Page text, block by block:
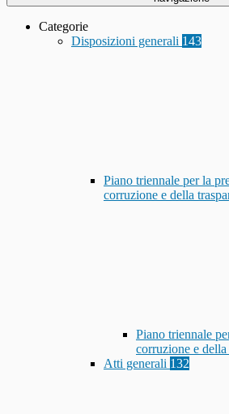
Categorie
Disposizioni generali 143
Piano triennale per la
corruzione e della
Piano triennale
corruzione e
Atti generali 132